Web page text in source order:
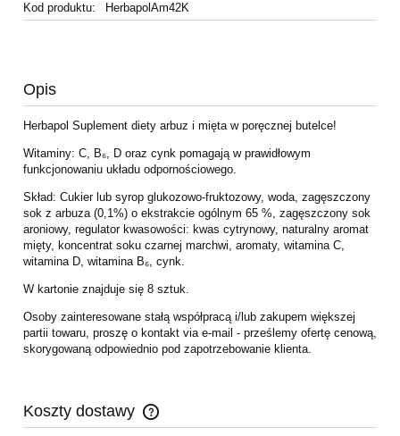
Kod produktu: HerbapolAm42K
Opis
Herbapol Suplement diety arbuz i mięta w poręcznej butelce!
Witaminy: C, B₆, D oraz cynk pomagają w prawidłowym
funkcjonowaniu układu odpornościowego.
Skład: Cukier lub syrop glukozowo-fruktozowy, woda, zagęszczony
sok z arbuza (0,1%) o ekstrakcie ogólnym 65 %, zagęszczony sok
aroniowy, regulator kwasowości: kwas cytrynowy, naturalny aromat
mięty, koncentrat soku czarnej marchwi, aromaty, witamina C,
witamina D, witamina B₆, cynk.
W kartonie znajduje się 8 sztuk.
Osoby zainteresowane stałą współpracą i/lub zakupem większej
partii towaru, proszę o kontakt via e-mail - prześlemy ofertę cenową,
skorygowaną odpowiednio pod zapotrzebowanie klienta.
Koszty dostawy
Cena nie zawiera ewentualnych kosztów płatności